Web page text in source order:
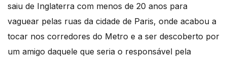
saiu de Inglaterra com menos de 20 anos para
vaguear pelas ruas da cidade de Paris, onde acabou a
tocar nos corredores do Metro e a ser descoberto por
um amigo daquele que seria o responsável pela